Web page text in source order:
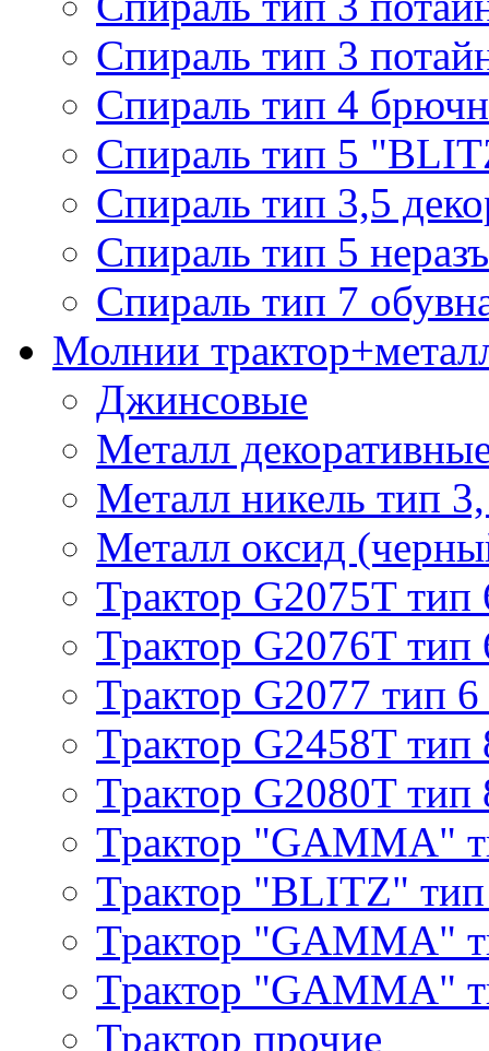
Спираль тип 3
Спираль тип 4
Спираль тип 5
Спираль тип 3,5
Спираль тип 5
Спираль тип 7
Молнии
Джинсовые
Металл
Металл никель тип
Металл оксид
Трактор G2075T тип
Трактор G2076T тип
Трактор G2077 тип 6
Трактор G2458T тип
Трактор G2080T тип
Трактор "GAMMA"
Трактор "BLITZ"
Трактор "GAMMA"
Трактор "GAMMA"
Трактор прочие